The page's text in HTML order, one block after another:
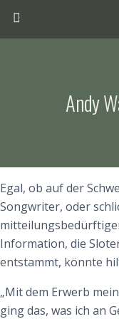
Andy
Egal, ob auf der
Songwriter, oder
Information, die
entstammt, könnte
„Mit dem Erwerb
ging das, was ich an